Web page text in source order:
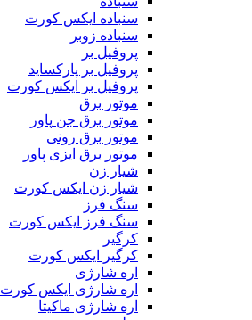
سنباده ایکس کورت
سنباده زوبر
پروفیل بر
پروفیل بر پارکساید
پروفیل بر ایکس کورت
موتور برق
موتور برق جن پاور
موتور برق رونی
موتور برق ایزی پاور
شیار زن
شیار زن ایکس کورت
سنگ فرز
سنگ فرز ایکس کورت
کرگیر
کرگیر ایکس کورت
اره شارژی
اره شارژی ایکس کورت
اره شارژی ماکیتا